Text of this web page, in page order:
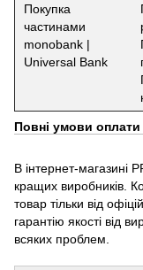
Покупка
частинами
monobank |
Universal Bank
Повні умови оплати
В інтернет-магазині
кращих виробників.
товар тільки від
гарантію якості від
всяких проблем.